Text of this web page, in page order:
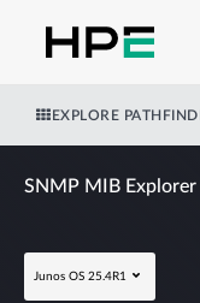
EXPLORE
SNMP MIB Explorer
Junos OS 25.4R1